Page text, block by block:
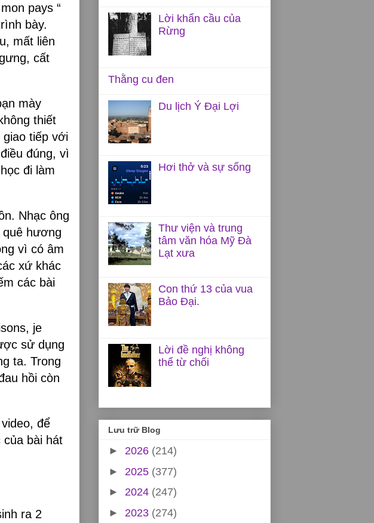
pays “
bày.
mất liên
cất
mày
thiết
tiếp với
đúng, vì
đi làm
Nhạc ông
hương
vì có âm
xứ khác
các bài
je
sử dụng
ta. Trong
hồi còn
để
bài hát
ra 2
Lời khẩn cầu của
Rừng
Thằng cu đen
Du lịch Ý Đại Lợi
Hơi thở và sự sống
Thư viện và trung
tâm văn hóa Mỹ Đà
Lạt xưa
Con thứ 13 của vua
Bảo Đại.
Lời đề nghị không
thể từ chối
Lưu trữ Blog
► 2026 (214)
► 2025 (377)
► 2024 (247)
► 2023 (274)